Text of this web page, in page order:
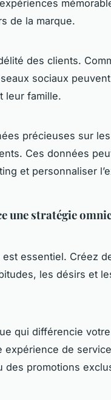
de la marque.
des clients.
sociaux
leur famille.
précieuses sur les
Ces données
et personnaliser
une stratégie
essentiel. Créez
les désirs et
qui différencie
expérience de
des promotions